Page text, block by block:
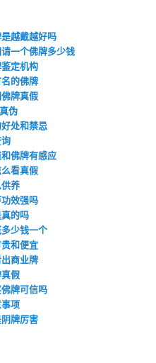
越戴越好吗
一个佛牌多少钱
定机构
的佛牌
牌真假
伪
处和禁忌
佛牌有感应
看真假
养
效强吗
的吗
少钱一个
和便宜
商业牌
假
牌可信吗
项
牌厉害